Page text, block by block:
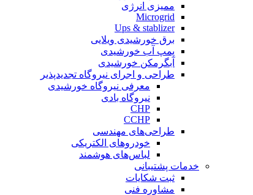
ممیزی انرژی
Microgrid
Ups & stablizer
برق خورشیدی ویلایی
پمپ آب خورشیدی
آبگرمکن خورشیدی
طراحی و اجرای نیروگاه تجدیدپذیر
معرفی نیروگاه خورشیدی
نیروگاه بادی
CHP
CCHP
طراحی‌های مهندسی
خودروهای الکتریکی
لباس‌های هوشمند
خدمات پشتیبانی
ثبت شکایات
مشاوره فنی